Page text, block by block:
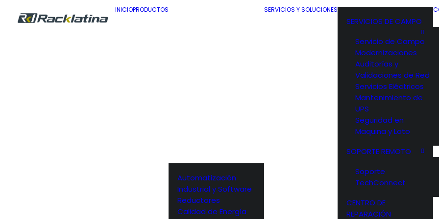
INICIOPRODUCTOS
Automatización
Industrial y Software
Reductores
Calidad de Energía
SERVICIOS Y SOLUCIONES
SERVICIOS DE CAMPO
Servicio de Campo
Modernizaciones
Auditorías y
Validaciones de Red
Servicios Eléctricos
Mantenimiento de
UPS
Seguridad en
Maquina y Loto
SOPORTE REMOTO
Soporte
TechConnect
CENTRO DE
REPARACIÓN